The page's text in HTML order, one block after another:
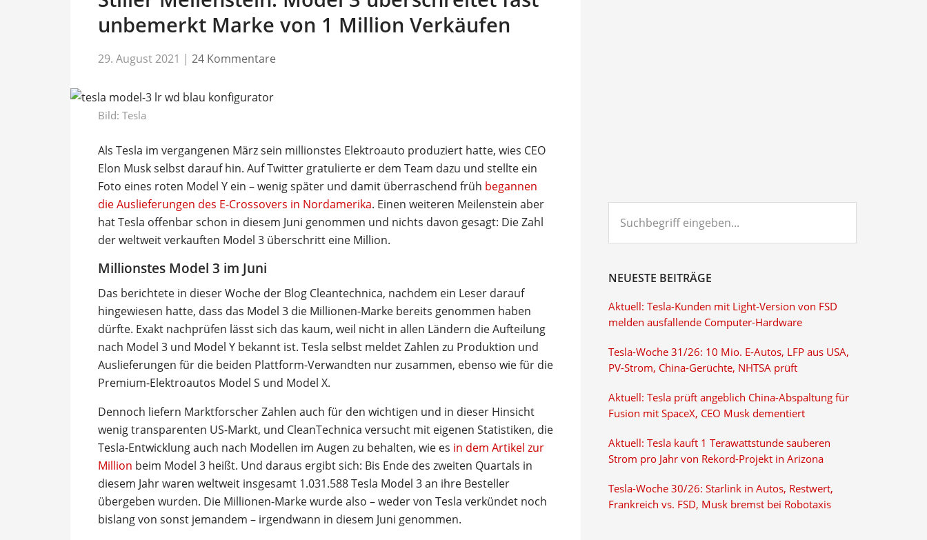
unbemerkt Marke von 1 Million Verkäufen
29. August 2021 | 24 Kommentare
Bild: Tesla
Als Tesla im vergangenen März sein millionstes Elektroauto produziert hatte, wies CEO
Elon Musk selbst darauf hin. Auf Twitter gratulierte er dem Team dazu und stellte ein
Foto eines roten Model Y ein – wenig später und damit überraschend früh begannen
die Auslieferungen des E-Crossovers in Nordamerika. Einen weiteren Meilenstein aber
hat Tesla offenbar schon in diesem Juni genommen und nichts davon gesagt: Die Zahl
der weltweit verkauften Model 3 überschritt eine Million.
Millionstes Model 3 im Juni
Das berichtete in dieser Woche der Blog Cleantechnica, nachdem ein Leser darauf
hingewiesen hatte, dass das Model 3 die Millionen-Marke bereits genommen haben
dürfte. Exakt nachprüfen lässt sich das kaum, weil nicht in allen Ländern die Aufteilung
nach Model 3 und Model Y bekannt ist. Tesla selbst meldet Zahlen zu Produktion und
Auslieferungen für die beiden Plattform-Verwandten nur zusammen, ebenso wie für die
Premium-Elektroautos Model S und Model X.
Dennoch liefern Marktforscher Zahlen auch für den wichtigen und in dieser Hinsicht
wenig transparenten US-Markt, und CleanTechnica versucht mit eigenen Statistiken, die
Tesla-Entwicklung auch nach Modellen im Augen zu behalten, wie es in dem Artikel zur
Million beim Model 3 heißt. Und daraus ergibt sich: Bis Ende des zweiten Quartals in
diesem Jahr waren weltweit insgesamt 1.031.588 Tesla Model 3 an ihre Besteller
übergeben wurden. Die Millionen-Marke wurde also – weder von Tesla verkündet noch
bislang von sonst jemandem – irgendwann in diesem Juni genommen.
eingeben...
NEUESTE BEITRÄGE
Aktuell: Tesla-Kunden mit Light-Version von FSD
melden ausfallende Computer-Hardware
Tesla-Woche 31/26: 10 Mio. E-Autos, LFP aus USA,
PV-Strom, China-Gerüchte, NHTSA prüft
Aktuell: Tesla prüft angeblich China-Abspaltung für
Fusion mit SpaceX, CEO Musk dementiert
Aktuell: Tesla kauft 1 Terawattstunde sauberen
Strom pro Jahr von Rekord-Projekt in Arizona
Tesla-Woche 30/26: Starlink in Autos, Restwert,
Frankreich vs. FSD, Musk bremst bei Robotaxis